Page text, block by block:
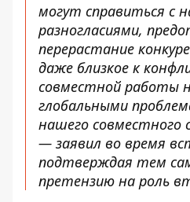
могут справиться с
разногласиями,
перерастание
даже близкое к
совместной работы
глобальными
нашего совместного
— заявил во время
подтверждая тем
претензию на роль